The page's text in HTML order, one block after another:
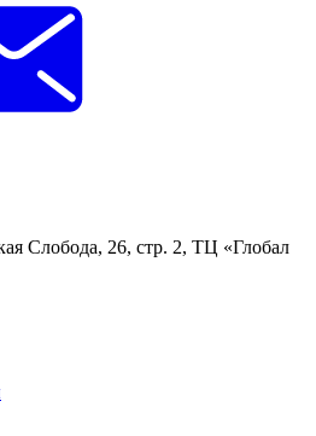
Слобода, 26, стр. 2, ТЦ «Глобал